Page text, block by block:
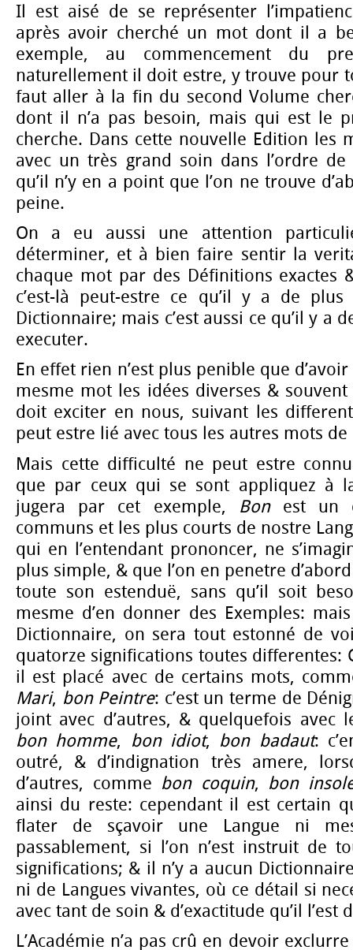
Il est aisé de se représenter
après avoir cherché un mot dont il a
exemple, au commencement du
naturellement il doit estre, y trouve pour
faut aller à la fin du second Volume
dont il n’a pas besoin, mais qui est le
cherche. Dans cette nouvelle Edition les
avec un très grand soin dans l’ordre de
qu’il n’y en a point que l’on ne trouve
peine.
On a eu aussi une attention
déterminer, et à bien faire sentir la
chaque mot par des Définitions exactes
c’est-là peut-estre ce qu’il y a de
Dictionnaire; mais c’est aussi ce qu’il y a
executer.
En effet rien n’est plus penible que
mesme mot les idées diverses & souvent
doit exciter en nous, suivant les
peut estre lié avec tous les autres mots
Mais cette difficulté ne peut estre
que par ceux qui se sont appliquez à
jugera par cet exemple, Bonest un
communs et les plus courts de nostre
qui en l’entendant prononcer, ne
plus simple, & que l’on en penetre
toute son estenduë, sans qu’il soit
mesme d’en donner des Exemples:
Dictionnaire, on sera tout estonné de
quatorze significations toutes differentes:
il est placé avec de certains mots,
Mari, bon Peintre: c’est un terme de
joint avec d’autres, & quelquefois avec
bon homme, bon idiot, bon badaut:
outré, & d’indignation très amere,
d’autres, comme bon coquin, bon
ainsi du reste: cependant il est certain
flater de sçavoir une Langue ni
passablement, si l’on n’est instruit de
significations; & il n’y a aucun
ni de Langues vivantes, où ce détail si
avec tant de soin & d’exactitude qu’il l’est
L’Académie n’a pas crû en devoir